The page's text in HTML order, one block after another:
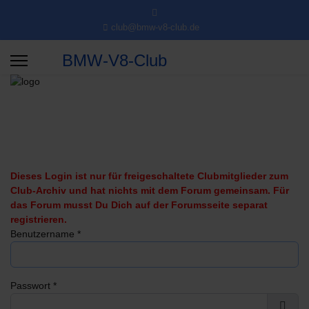
club@bmw-v8-club.de
BMW-V8-Club
Dieses Login ist nur für freigeschaltete Clubmitglieder zum
Club-Archiv und hat nichts mit dem Forum gemeinsam. Für
das Forum musst Du Dich auf der Forumsseite separat
registrieren.
Benutzername *
Passwort *